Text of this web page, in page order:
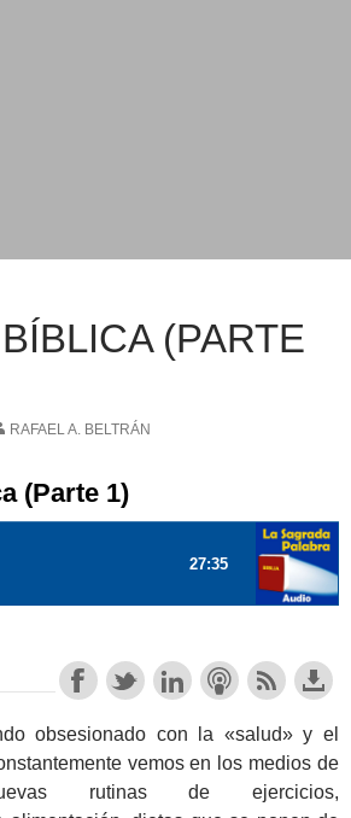
(PARTE
RAFAEL A. BELTRÁN
(Parte 1)
obsesionado con la «salud» y el
vemos en los medios de
rutinas de ejercicios,